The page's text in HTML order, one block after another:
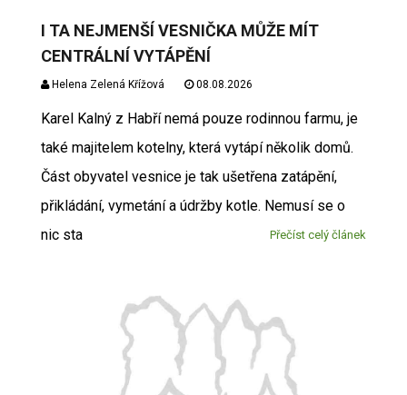
I TA NEJMENŠÍ VESNIČKA MŮŽE MÍT
CENTRÁLNÍ VYTÁPĚNÍ
Helena Zelená Křížová 08.08.2026
Karel Kalný z Habří nemá pouze rodinnou farmu, je
také majitelem kotelny, která vytápí několik domů.
Část obyvatel vesnice je tak ušetřena zatápění,
přikládání, vymetání a údržby kotle. Nemusí se o
nic sta
Přečíst celý článek